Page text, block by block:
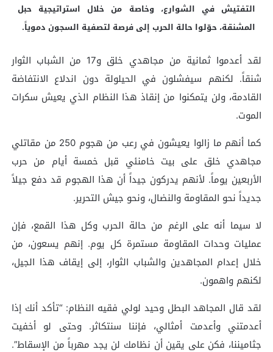
التفتيش في الشوارع، وخاصة من خلال استراتيجية حبل
المشنقة، حوّلوا حالة الحرب إلى فرصة لتصفية السجون دموياً.
لقد أعدموا ثمانية من مجاهدي خلق و17 من الشباب الثوار
شنقاً. لكنهم سيفشلون في الحيلولة دون اندلاع الانتفاضة
القادمة، ولن يتمكنوا من إنقاذ هذا النظام الذي يعيش سكرات
الموت.
كما أنهم ما زالوا يعيشون في رعب من هجوم 250 من مقاتلي
مجاهدي خلق على بيت خامنئي قبل خمسة أيام من حرب
الأربعين يوماً. لأنهم يدركون جيداً أن هذا الهجوم قد دفع جيلاً
جديداً نحو المقاومة والنضال، ونحو جيش التحرير.
لا سيما أنه على الرغم من حالة الحرب وكل هذا القمع، فإن
عمليات وحدات المقاومة مستمرة كل يوم. إنهم يسعون، من
خلال إعدام المجاهدين والشباب الثوار، إلى إيقاف هذا الجيل،
لكنهم واهمون.
لقد قال المجاهد البطل وحيد لولي فقيه النظام: “تأكد أنك إذا
أعدمتني وأعدمت أمثالي، فإننا سنتكاثر. وحتى لو أخفيت
جثاميننا، فكن على يقين أن نظامك لن يجد مهرباً من الإسقاط”.